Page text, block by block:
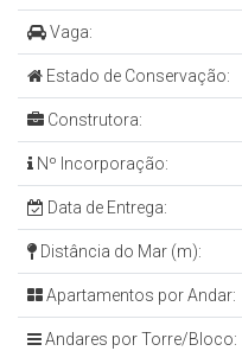
Vaga:
Estado de Conservação:
Construtora:
Nº Incorporação:
Data de Entrega:
Distância do Mar (m):
Apartamentos por Andar:
Andares por Torre/Bloco: